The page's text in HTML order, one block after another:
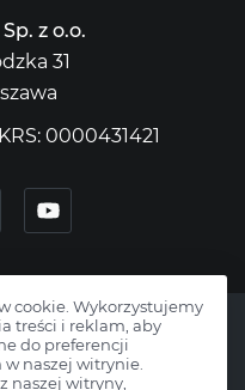
z o.o.
31
KRS: 0000431421
cookie. Wykorzystujemy
treści i reklam, aby
do preferencji
naszej witrynie.
naszej witryny,